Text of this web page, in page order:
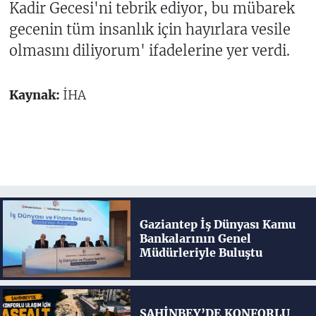
Kadir Gecesi'ni tebrik ediyor, bu mübarek
gecenin tüm insanlık için hayırlara vesile
olmasını diliyorum' ifadelerine yer verdi.
Kaynak: İHA
Gaziantep İş Dünyası Kamu
Bankalarının Genel
Müdürleriyle Buluştu
ŞAHİNBEY’DE KONFORLU